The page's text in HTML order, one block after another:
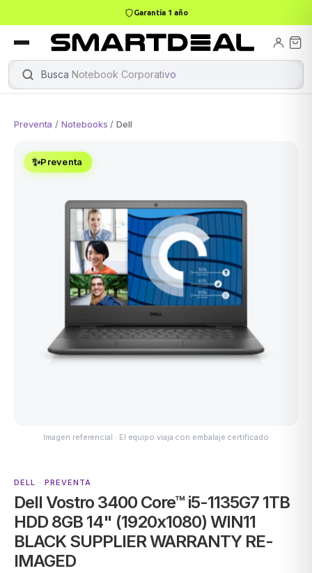
Garantía 1 año
Busca Notebook Corporativo
ACER
Preventa /Notebooks /Dell
✨Preventa
Imagen referencial · El equipo viaja con embalaje certificado
DELL · PREVENTA
Dell Vostro 3400 Core™ i5-1135G7 1TB
HDD 8GB 14" (1920x1080) WIN11
BLACK SUPPLIER WARRANTY RE-
IMAGED